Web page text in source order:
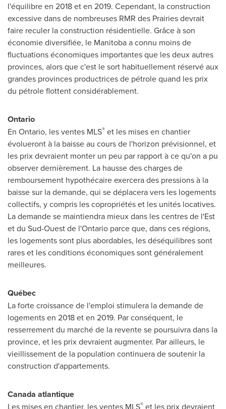
l'équilibre en 2018 eten 2019. Cependant, la construction
excessive dans de nombreuses RMR des Prairies devrait
faire reculer la construction résidentielle. Grâce à son
économie diversifiée, le Manitobaa connu moins de
fluctuations économiques importantes que les deux autres
provinces, alors que c'est le sort habituellement réservé aux
grandes provinces productrices de pétrole quand les prix
du pétrole flottent considérablement.
Ontario
En Ontario, les ventes MLS® et les mises en chantier
évolueront à la baisse au cours de l'horizon prévisionnel, et
les prix devraient monter un peu par rapport à ce qu'on a pu
observer dernièrement. La hausse des charges de
remboursement hypothécaire exercera des pressions à la
baisse sur la demande, qui se déplacera vers les logements
collectifs, y compris les copropriétés et les unités locatives.
La demande se maintiendra mieux dans les centres de l'Est
et du Sud-Ouest de l'Ontario parce que, dans ces régions,
les logements sont plus abordables, les déséquilibres sont
rares et les conditions économiques sont généralement
meilleures.
Québec
La forte croissance de l'emploi stimulera la demande de
logements en 2018 eten 2019. Par conséquent, le
resserrement du marché de la revente se poursuivra dans la
province, et les prix devraient augmenter. Par ailleurs, le
vieillissement de la population continuera de soutenir la
construction d'appartements.
Canada atlantique
Les mises en chantier, les ventes MLS® et les prix devraient